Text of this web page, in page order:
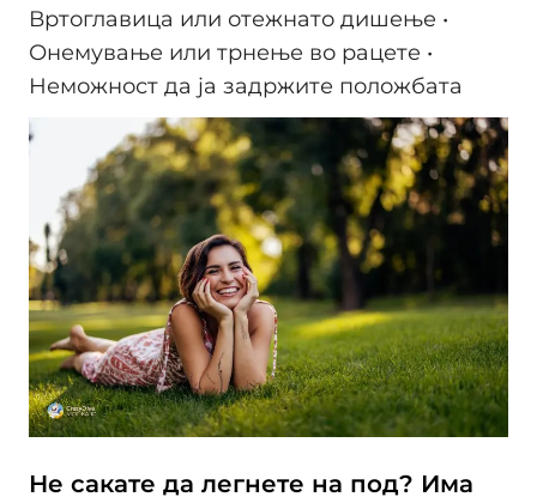
Вртоглавица или отежнато дишење •
Онемување или трнење во рацете •
Неможност да ја задржите положбата
Не сакате да легнете на под? Има